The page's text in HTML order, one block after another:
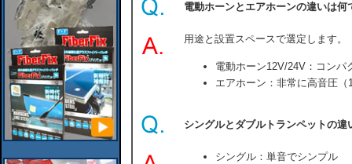
電動ホーンとエアホーンの違いは何
用途と設置スペースで選定します。
電動ホーン12V/24V：コンパ
エアホーン：非常に高音圧
シングルとダブルトランペットの違
シングル：単音でシンプル